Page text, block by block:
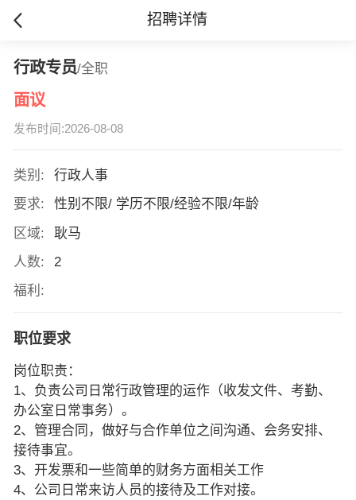
招聘详情
行政专员/全职
面议
发布时间:2026-08-08
类别:
行政人事
要求:
性别不限/ 学历不限/经验不限/年龄
区域:
耿马
人数:
2
福利:
职位要求
岗位职责：
1、负责公司日常行政管理的运作（收发文件、考勤、
办公室日常事务）。
2、管理合同，做好与合作单位之间沟通、会务安排、
接待事宜。
3、开发票和一些简单的财务方面相关工作
4、公司日常来访人员的接待及工作对接。